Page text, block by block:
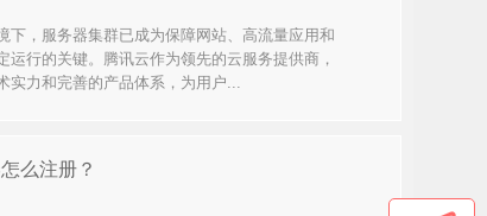
下，服务器集群已成为保障网站、高流量应用和
运行的关键。腾讯云作为领先的云服务提供商，
实力和完善的产品体系，为用户...
么注册？